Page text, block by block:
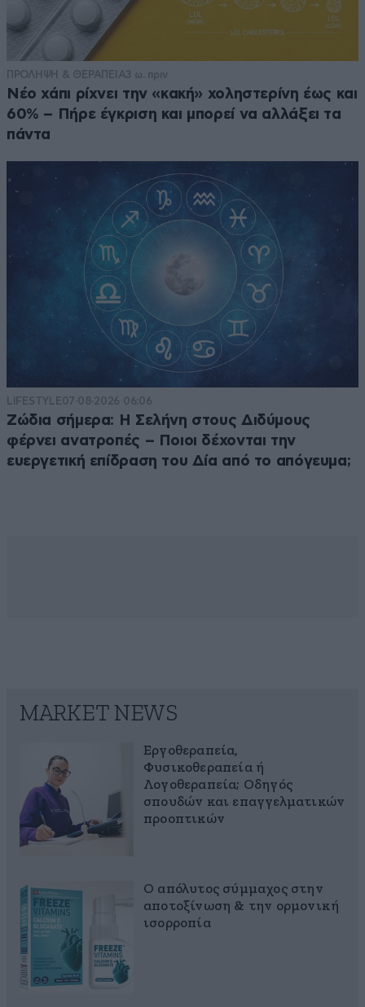
ΠΡΟΛΗΨΗ & ΘΕΡΑΠΕΙΑ3 ω. πριν
Νέο χάπι ρίχνει την «κακή» χοληστερίνη έως και
60% – Πήρε έγκριση και μπορεί να αλλάξει τα
πάντα
LIFESTYLE07·08·2026 06:06
Ζώδια σήμερα: Η Σελήνη στους Διδύμους
φέρνει ανατροπές – Ποιοι δέχονται την
ευεργετική επίδραση του Δία από το απόγευμα;
MARKET NEWS
Εργοθεραπεία,
Φυσικοθεραπεία ή
Λογοθεραπεία; Οδηγός
σπουδών και επαγγελματικών
προοπτικών
Ο απόλυτος σύμμαχος στην
αποτοξίνωση & την ορμονική
ισορροπία